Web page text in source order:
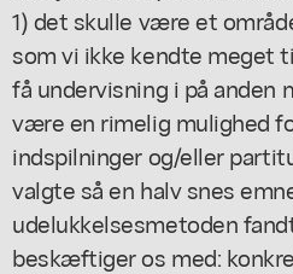
1) det skulle være et
som vi ikke kendte meget
få undervisning i på anden
være en rimelig mulighed
indspilninger og/eller
valgte så en halv snes
udelukkelsesmetoden
beskæftiger os med: